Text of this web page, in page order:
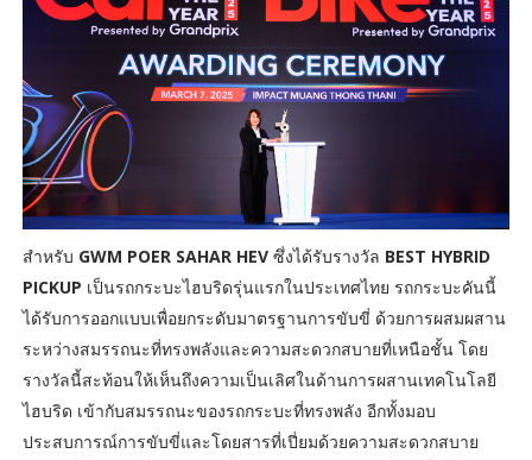
สำหรับ GWM POER SAHAR HEVซึ่งได้รับรางวัล BEST HYBRID
PICKUP เป็นรถกระบะไฮบริดรุ่นแรกในประเทศไทย รถกระบะคันนี้
ได้รับการออกแบบเพื่อยกระดับมาตรฐานการขับขี่ ด้วยการผสมผสาน
ระหว่างสมรรถนะที่ทรงพลังและความสะดวกสบายที่เหนือชั้น โดย
รางวัลนี้สะท้อนให้เห็นถึงความเป็นเลิศในด้านการผสานเทคโนโลยี
ไฮบริด เข้ากับสมรรถนะของรถกระบะที่ทรงพลัง อีกทั้งมอบ
ประสบการณ์การขับขี่และโดยสารที่เปี่ยมด้วยความสะดวกสบาย